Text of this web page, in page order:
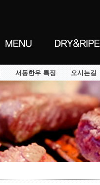
서동한우 특징 오시는길